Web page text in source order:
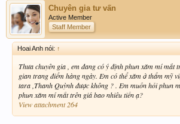
Chuyên gia tư vấn
Active Member
Staff Member
Hoai Anh nói: ↑
Thưa chuyên gia , em đang có ý định phun xăm mí mắt
gian trang điểm hàng ngày. Em có thể xăm ở thẩm mỹ
tara ,Thanh Quỳnh được không ? . Em muốn hỏi phun
phun xăm mí mắt trên giá bao nhiêu tiền ạ?
View attachment 264